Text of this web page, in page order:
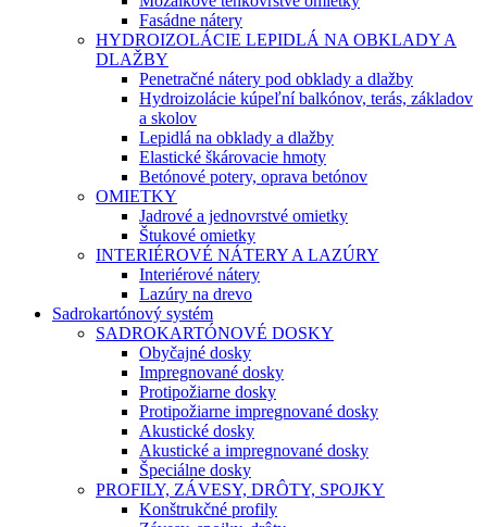
Fasádne nátery
HYDROIZOLÁCIE LEPIDLÁ NA OBKLADY A
DLAŽBY
Penetračné nátery pod obklady a dlažby
Hydroizolácie kúpeľní balkónov, terás, základov
a skolov
Lepidlá na obklady a dlažby
Elastické škárovacie hmoty
Betónové potery, oprava betónov
OMIETKY
Jadrové a jednovrstvé omietky
Štukové omietky
INTERIÉROVÉ NÁTERY A LAZÚRY
Interiérové nátery
Lazúry na drevo
Sadrokartónový systém
SADROKARTÓNOVÉ DOSKY
Obyčajné dosky
Impregnované dosky
Protipožiarne dosky
Protipožiarne impregnované dosky
Akustické dosky
Akustické a impregnované dosky
Špeciálne dosky
PROFILY, ZÁVESY, DRÔTY, SPOJKY
Konštrukčné profily